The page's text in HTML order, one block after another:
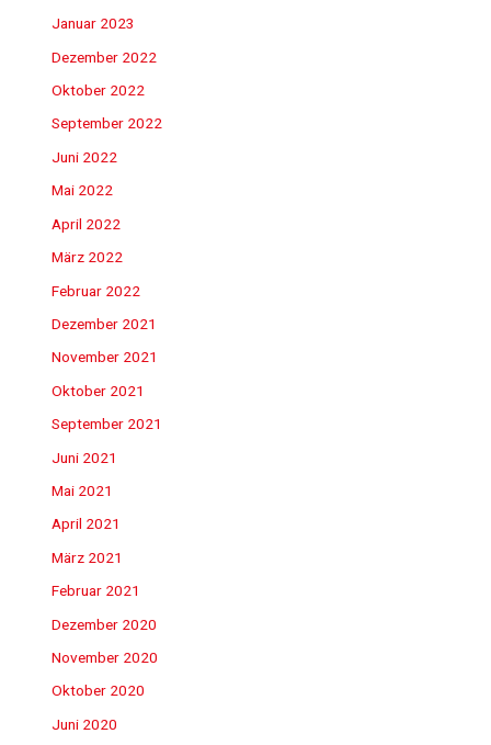
Januar 2023
Dezember 2022
Oktober 2022
September 2022
Juni 2022
Mai 2022
April 2022
März 2022
Februar 2022
Dezember 2021
November 2021
Oktober 2021
September 2021
Juni 2021
Mai 2021
April 2021
März 2021
Februar 2021
Dezember 2020
November 2020
Oktober 2020
Juni 2020